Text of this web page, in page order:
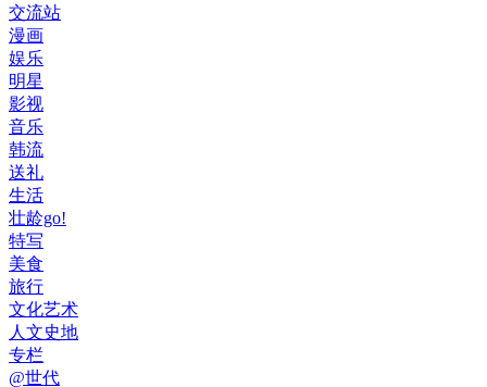
交流站
漫画
娱乐
明星
影视
音乐
韩流
送礼
生活
壮龄go!
特写
美食
旅行
文化艺术
人文史地
专栏
@世代